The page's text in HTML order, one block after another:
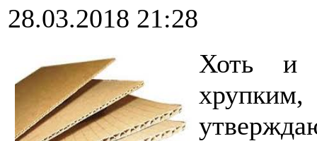
28.03.2018 21:28
Хоть и